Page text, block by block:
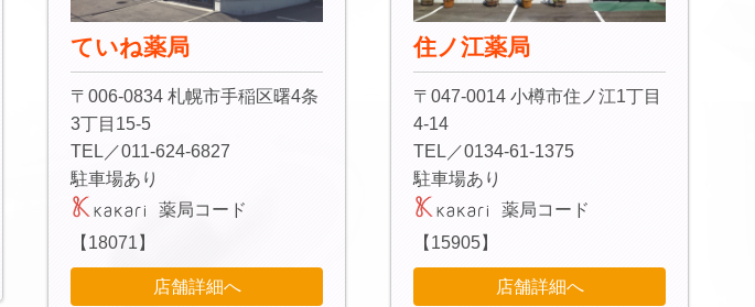
ていね薬局
〒006-0834 札幌市手稲区曙4条
3丁目15-5
TEL／011-624-6827
駐車場あり
薬局コード
【18071】
店舗詳細へ
住ノ江薬局
〒047-0014 小樽市住ノ江1丁目
4-14
TEL／0134-61-1375
駐車場あり
薬局コード
【15905】
店舗詳細へ